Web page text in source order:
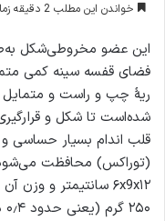
خواندن این مطلب 2 دقیقه زمان میبرد
این عضو مخروطی‌شکل
فضای قفسه سینه کمی
ریهٔ چپ و راست و
شده‌است تا شکل و
قلب اندام بسیار
(توراکس) محافظت
۲۵۰ گرم (یعنی حدود ۰٫۴ درصد وزن کل بدن) می‌باشد.